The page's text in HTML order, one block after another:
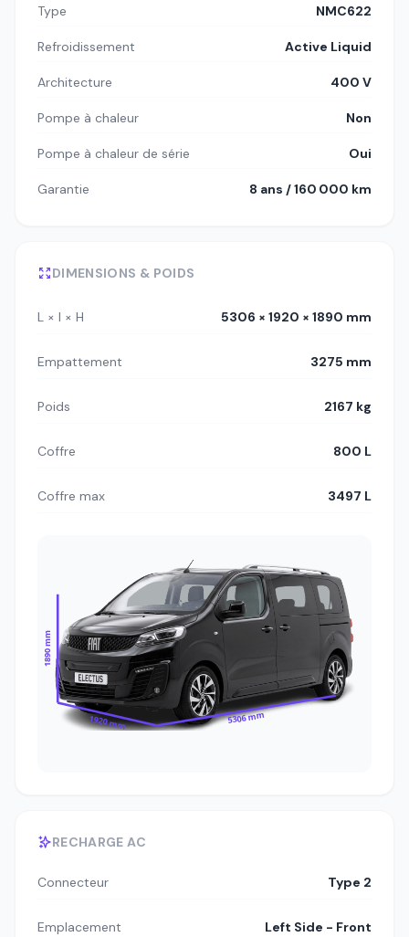
Type NMC622
Refroidissement Active Liquid
Architecture 400 V
Pompe à chaleur Non
Pompe à chaleur de série Oui
Garantie 8 ans / 160 000 km
DIMENSIONS & POIDS
L × l × H 5306 × 1920 × 1890 mm
Empattement 3275 mm
Poids 2167 kg
Coffre 800 L
Coffre max 3497 L
1890 mm
1920 mm 5306 mm
RECHARGE AC
Connecteur Type 2
Emplacement Left Side - Front